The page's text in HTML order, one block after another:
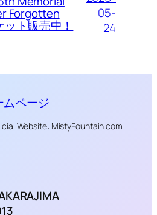
Forgotten
ト販売中！
05-
24
ムページ
Website: MistyFountain.com